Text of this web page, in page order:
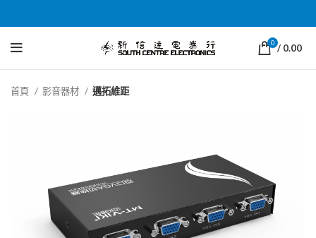
0 / 0.00
首頁 影音器材 邁拓維距